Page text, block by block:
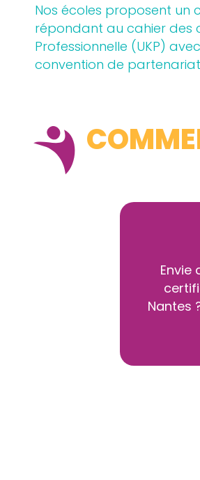
Nos écoles proposent un
répondant au cahier des
Professionnelle (UKP)
convention de partenariat
Envie
Nantes